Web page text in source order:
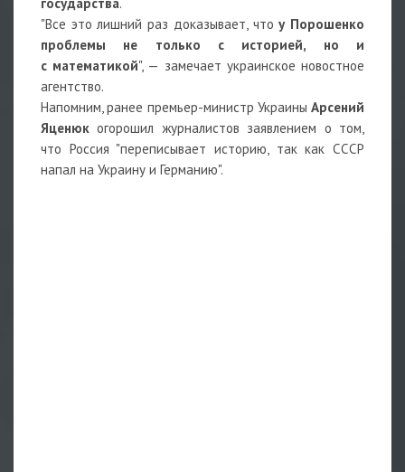
"Все это лишний раз доказывает, чтоу Порошенко
проблемы не только с историей, но и
с математикой", — замечает украинское новостное
агентство.
Напомним, ранее премьер-министр Украины Арсений
Яценюк огорошил журналистов заявлением о том,
что Россия "переписывает историю, так как СССР
напал на Украину и Германию".